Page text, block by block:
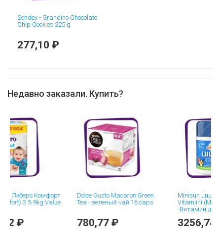
Sondey - Grandino Chocolate
Chip Cookies 225 g
277,10 ₽
Недавно заказали. Купить?
Комфорт
3 5-9kg Value
Dolce Gusto Macaron Green
Tea - зеленый чай 16 caps
780,77 ₽
Minisun Luusto K2
Vitamiini (Минисан
-Витамин для
3256,74 ₽